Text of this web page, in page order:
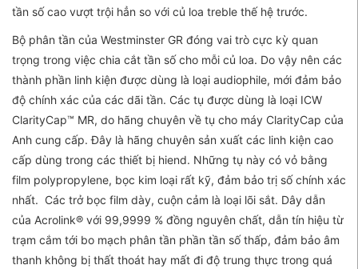
tần số cao vượt trội hẳn so với củ loa treble thế hệ trước.
Bộ phân tần của Westminster GR đóng vai trò cực kỳ quan
trọng trong việc chia cắt tần số cho mỗi củ loa. Do vậy nên các
thành phần linh kiện được dùng là loại audiophile, mới đảm bảo
độ chính xác của các dãi tần. Các tụ được dùng là loại ICW
ClarityCap™ MR, do hãng chuyên về tụ cho máy ClarityCap của
Anh cung cấp. Đây là hãng chuyên sản xuất các linh kiện cao
cấp dùng trong các thiết bị hiend. Những tụ này có vỏ bằng
film polypropylene, bọc kim loại rất kỹ, đảm bảo trị số chính xác
nhất. Các trở bọc film dày, cuộn cảm là loại lõi sắt. Dây dẫn
của Acrolink® với 99,9999 % đồng nguyên chất, dẫn tín hiệu từ
trạm cắm tới bo mạch phân tần phần tần số thấp, đảm bảo âm
thanh không bị thất thoát hay mất đi độ trung thực trong quá